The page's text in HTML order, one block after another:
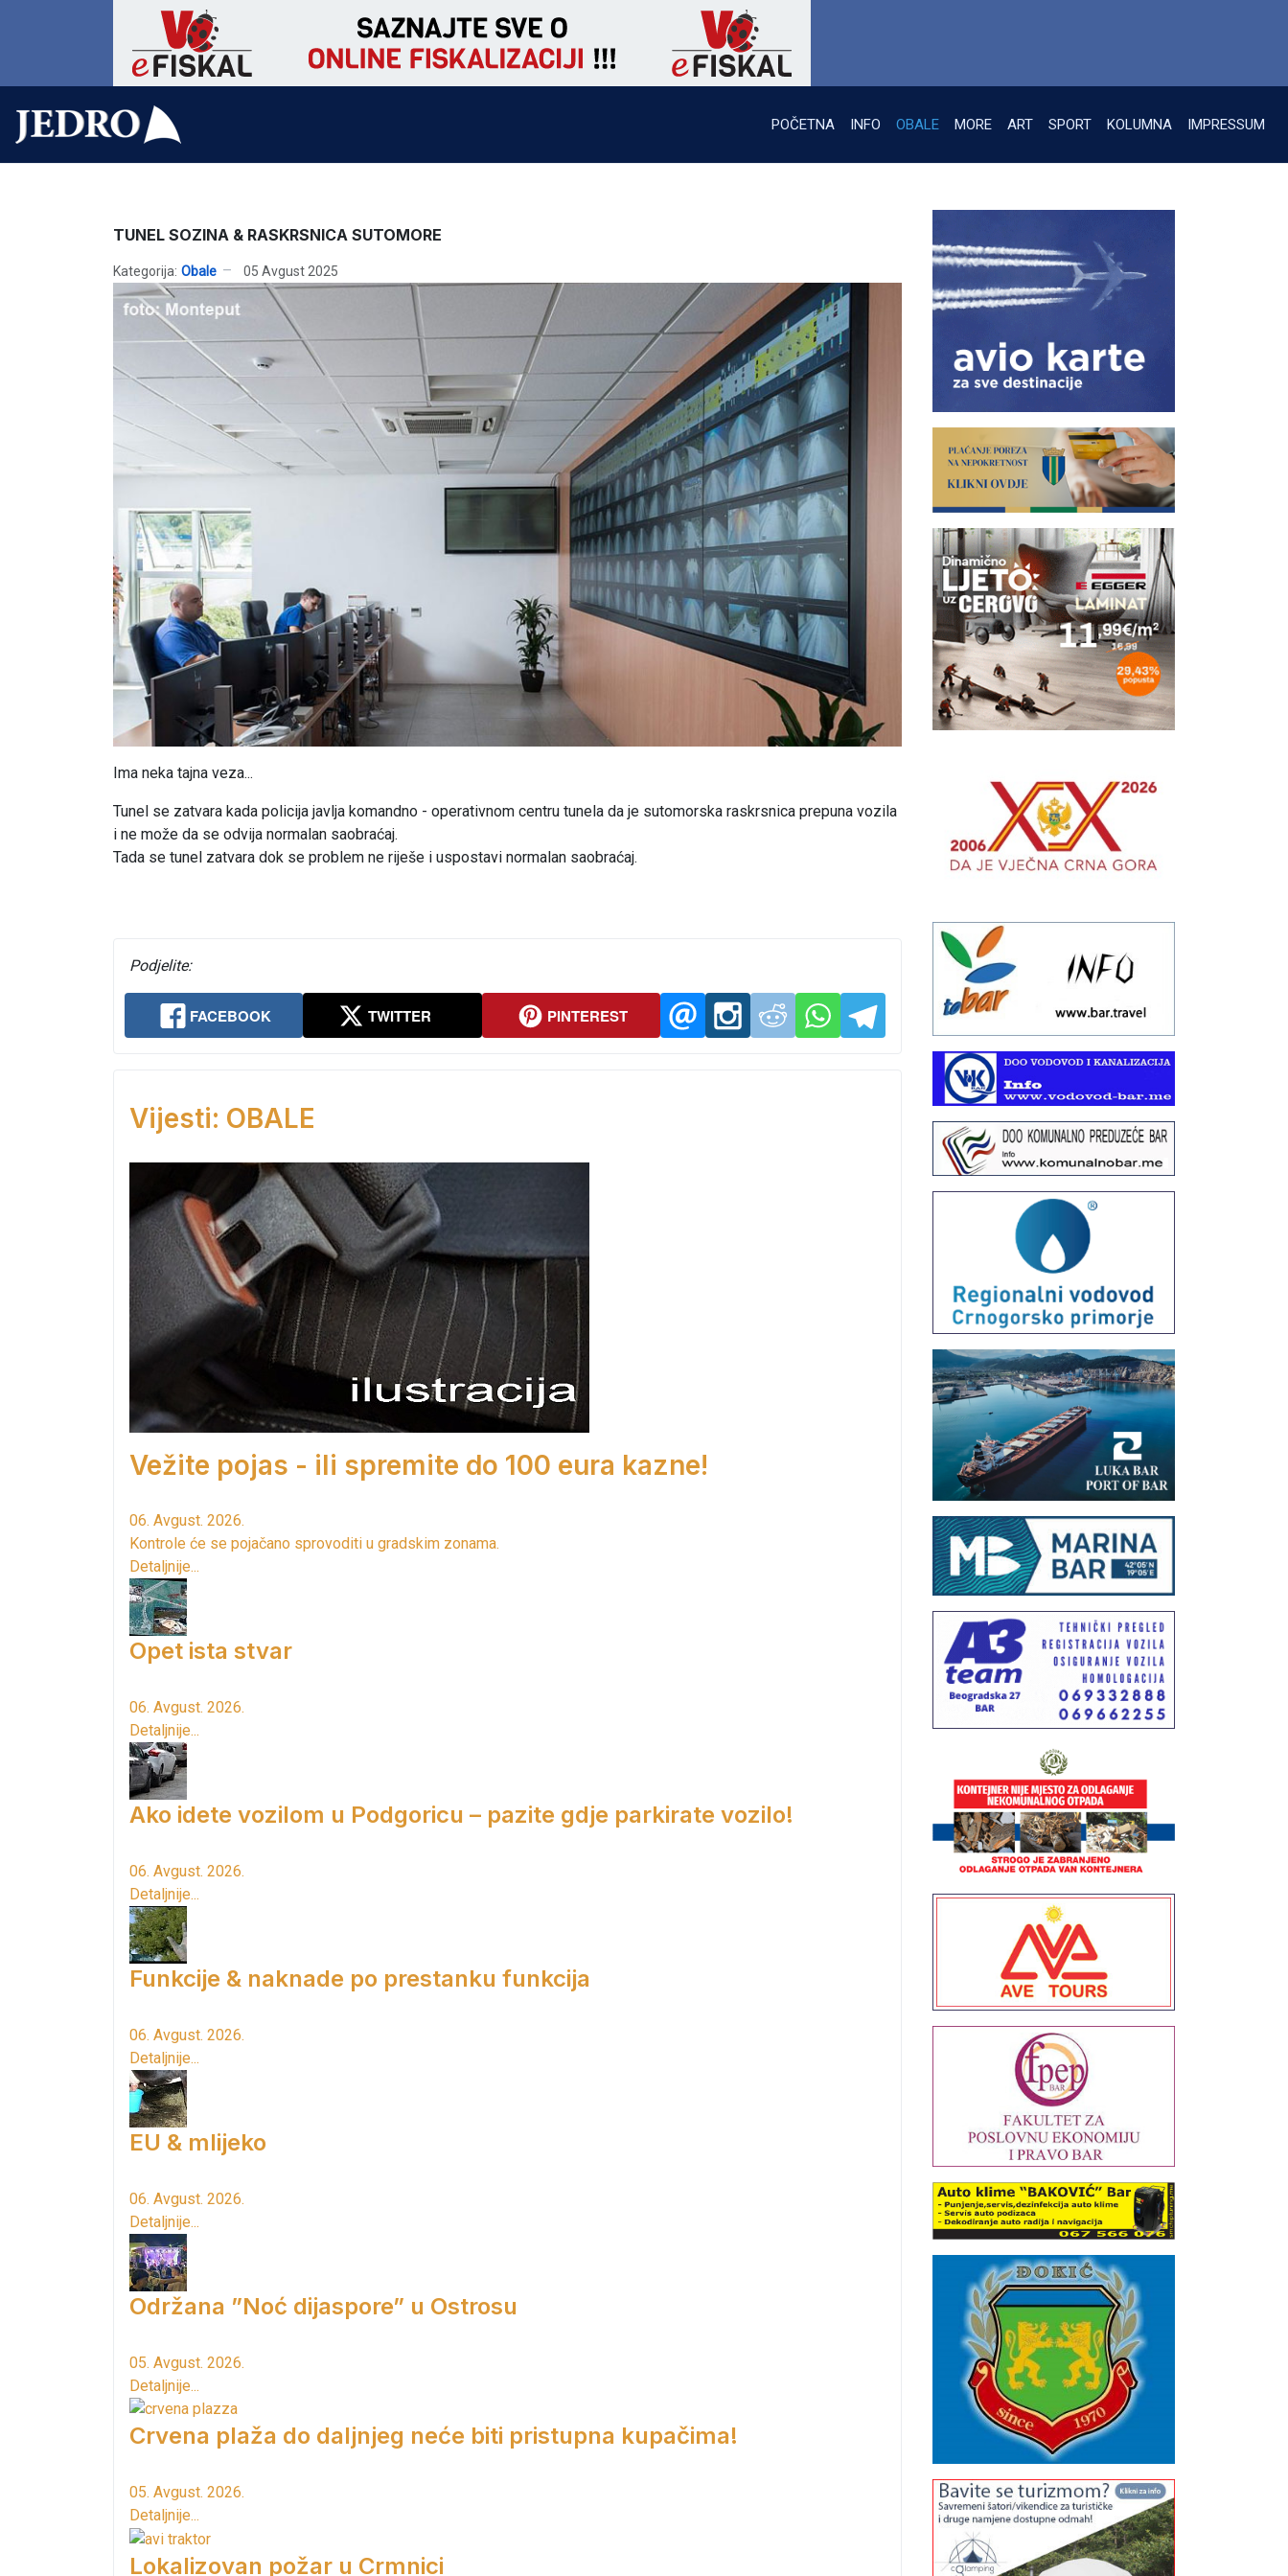
POČETNA INFO OBALE MORE ART SPORT KOLUMNA IMPRESSUM
TUNEL SOZINA & RASKRSNICA SUTOMORE
Kategorija: Obale 05 Avgust 2025
Ima neka tajna veza...
Tunel se zatvara kada policija javlja komandno - operativnom centru tunela da je sutomorska raskrsnica prepuna vozila
i ne može da se odvija normalan saobraćaj.
Tada se tunel zatvara dok se problem ne riješe i uspostavi normalan saobraćaj.
Podjelite:
FACEBOOK TWITTER PINTEREST
Vijesti: OBALE
Vežite pojas - ili spremite do 100 eura kazne!
06. Avgust. 2026.
Kontrole će se pojačano sprovoditi u gradskim zonama.
Detaljnije...
Opet ista stvar
06. Avgust. 2026.
Detaljnije...
Ako idete vozilom u Podgoricu – pazite gdje parkirate vozilo!
06. Avgust. 2026.
Detaljnije...
Funkcije & naknade po prestanku funkcija
06. Avgust. 2026.
Detaljnije...
EU & mlijeko
06. Avgust. 2026.
Detaljnije...
Održana ”Noć dijaspore” u Ostrosu
05. Avgust. 2026.
Detaljnije...
Crvena plaža do daljnjeg neće biti pristupna kupačima!
05. Avgust. 2026.
Detaljnije...
Lokalizovan požar u Crmnici